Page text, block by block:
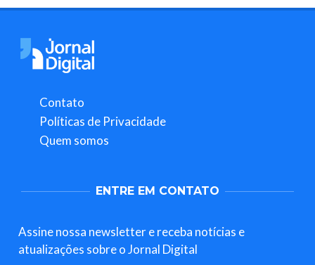
Contato
Políticas de Privacidade
Quem somos
ENTRE EM CONTATO
Assine nossa newsletter e receba notícias e
atualizações sobre o Jornal Digital